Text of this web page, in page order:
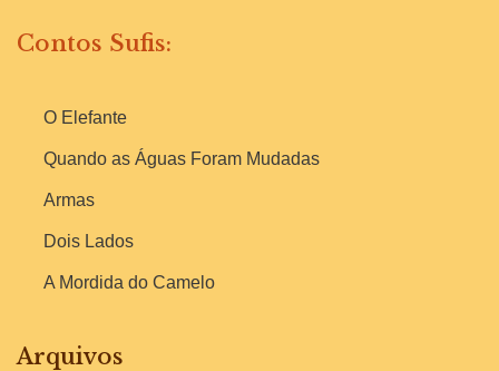
Contos Sufis:
O Elefante
Quando as Águas Foram Mudadas
Armas
Dois Lados
A Mordida do Camelo
Arquivos